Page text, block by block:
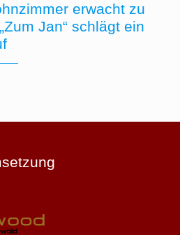
erwacht zu
Jan“ schlägt ein